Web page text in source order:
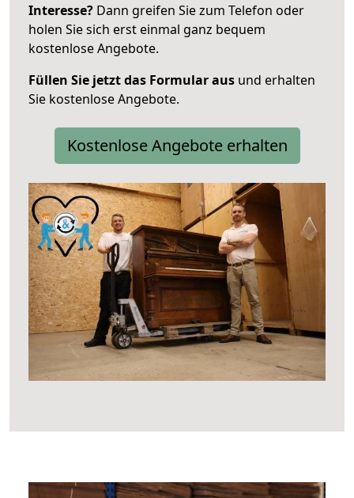
Interesse? Dann greifen Sie zum Telefon oder
holen Sie sich erst einmal ganz bequem
kostenlose Angebote.
Füllen Sie jetzt das Formular aus und erhalten
Sie kostenlose Angebote.
Kostenlose Angebote erhalten